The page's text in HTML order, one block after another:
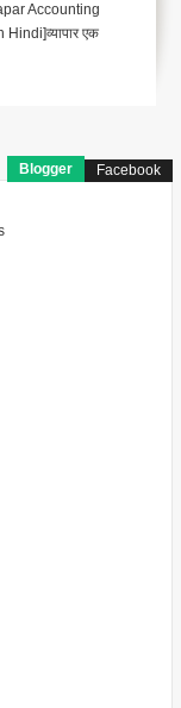
Accounting
एक
Blogger Facebook